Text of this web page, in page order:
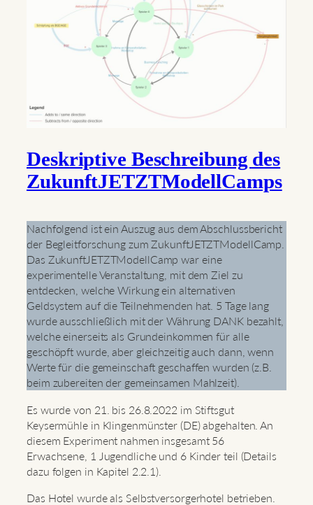
Deskriptive Beschreibung des
ZukunftJETZTModellCamps
Nachfolgend ist ein Auszug aus dem Abschlussbericht
der Begleitforschung zum ZukunftJETZTModellCamp.
Das ZukunftJETZTModellCamp war eine
experimentelle Veranstaltung, mit dem Ziel zu
entdecken, welche Wirkung ein alternativen
Geldsystem auf die Teilnehmenden hat. 5 Tage lang
wurde ausschließlich mit der Währung DANK bezahlt,
welche einerseits als Grundeinkommen für alle
geschöpft wurde, aber gleichzeitig auch dann, wenn
Werte für die gemeinschaft geschaffen wurden (z.B.
beim zubereiten der gemeinsamen Mahlzeit).
Es wurde von 21. bis 26.8.2022 im Stiftsgut
Keysermühle in Klingenmünster (DE) abgehalten. An
diesem Experiment nahmen insgesamt 56
Erwachsene, 1 Jugendliche und 6 Kinder teil (Details
dazu folgen in Kapitel 2.2.1).
Das Hotel wurde als Selbstversorgerhotel betrieben.